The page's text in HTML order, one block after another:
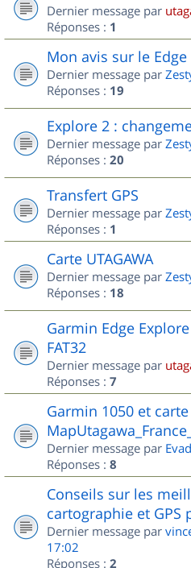
Dernier message par
Réponses : 1
Mon avis sur le
Dernier message par
Réponses : 19
Explore 2 :
Dernier message par
Réponses : 20
Transfert GPS
Dernier message par
Réponses : 1
Carte UTAGAWA
Dernier message par
Réponses : 18
Garmin Edge
FAT32
Dernier message par
Réponses : 7
Garmin 1050 et
Dernier message par
Réponses : 8
Conseils sur les
cartographie et GPS
Dernier message par
17:02
Réponses : 2